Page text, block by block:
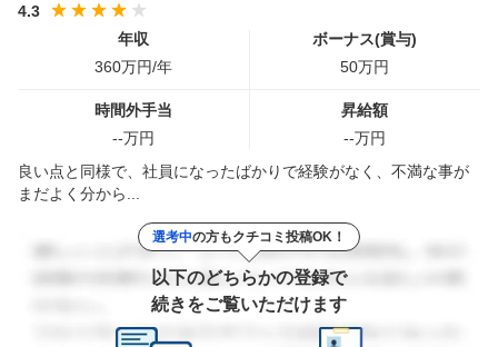
4.3
年収
360万円/年
ボーナス(賞与)
50万円
時間外手当
--万円
昇給額
--万円
良い点と同様で、社員になったばかりで経験がなく、不満な事が
まだよく分から...
選考中の方もクチコミ投稿OK！
以下のどちらかの登録で
続きをご覧いただけます